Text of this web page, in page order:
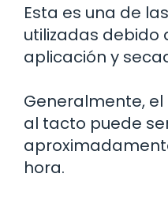
Esta es una de
utilizadas debido
aplicación y
Generalmente,
al tacto puede
hora.